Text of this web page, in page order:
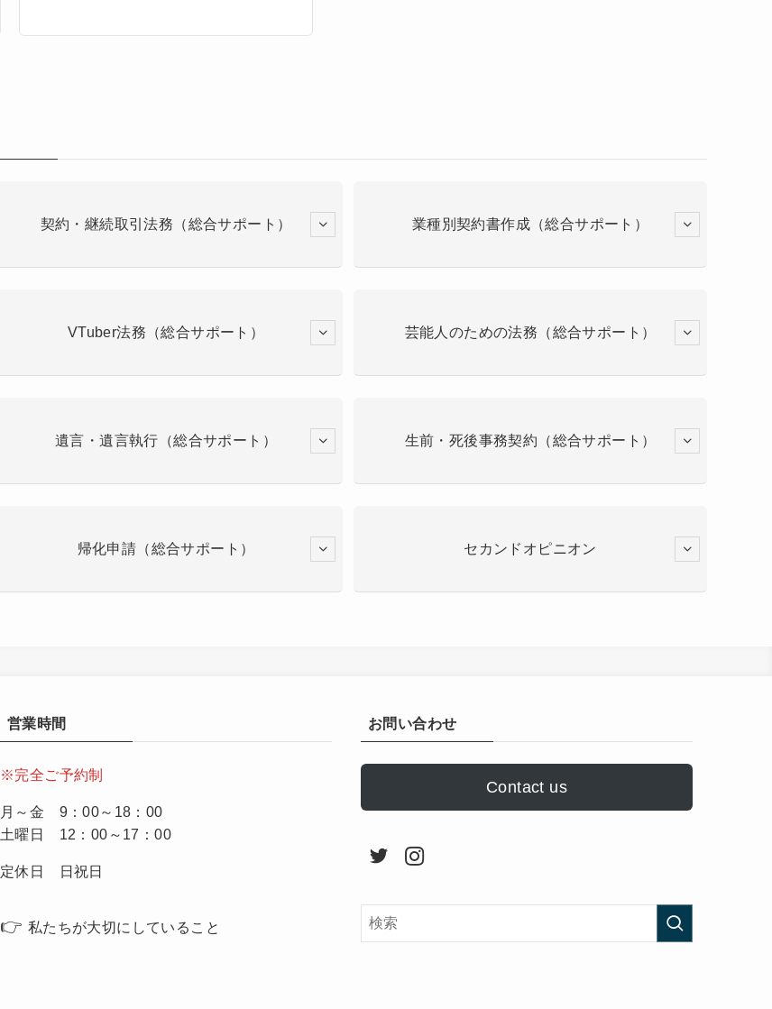
契約・継続取引法務（総合サポート） 業種別契約書作成（総合サポート）
VTuber法務（総合サポート） 芸能人のための法務（総合サポート）
遺言・遺言執行（総合サポート） 生前・死後事務契約（総合サポート）
帰化申請（総合サポート） セカンドオピニオン
営業時間
※完全ご予約制
月～金 9：00～18：00
土曜日 12：00～17：00
定休日 日祝日
👉 私たちが大切にしていること
お問い合わせ
Contact us